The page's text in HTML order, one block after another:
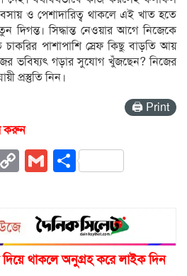
ও পেশাদারিত্ব থাকলে এই খাত হতে
দিগন্ত। সিদ্ধান্ত নেওয়ার আগে নিজেকে
পাশাপাশি স্রেফ কিছু বাড়তি আয়
ভবিষ্যৎ গড়ার সুযোগ খুঁজছেন? নিজের
প্রস্তুতি নিন।
🖨 Print
করুন
CopyGmailShare
থাকলে অনুগ্রহ করে লাইক দিন